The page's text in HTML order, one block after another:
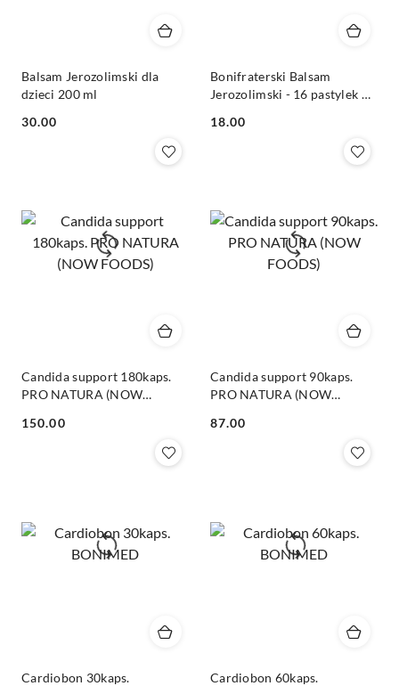
Balsam Jerozolimski dla
dzieci 200 ml
Cena:
30.00
Bonifraterski Balsam
Jerozolimski - 16 pastylek do
gardło i chrypkę
Cena:
18.00
Candida support 180kaps.
PRO NATURA (NOW
Cena:
150.00
Candida support 90kaps.
PRO NATURA (NOW
Cena:
87.00
Cardiobon 30kaps.
Cardiobon 60kaps.